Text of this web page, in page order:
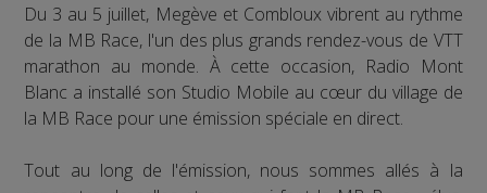
Du 3 au 5 juillet, Megève et Combloux vibrent au rythme
de la MB Race, l'un des plus grands rendez-vous de VTT
marathon au monde. À cette occasion, Radio Mont
Blanc a installé son Studio Mobile au cœur du village de
la MB Race pour une émission spéciale en direct.
Tout au long de l'émission, nous sommes allés à la